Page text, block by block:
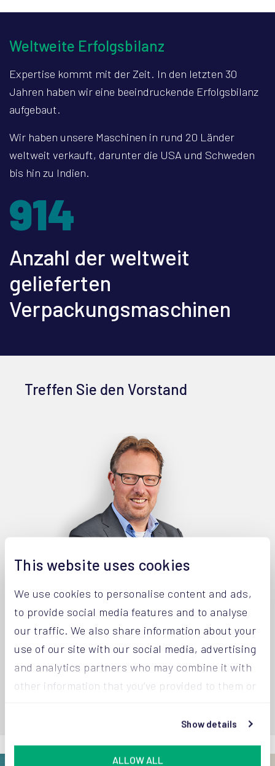
This website uses cookies
We use cookies to personalise content and ads,
to provide social media features and to analyse
our traffic. We also share information about your
use of our site with our social media, advertising
and analytics partners who may combine it with
other information that you’ve provided to them or
Show details
ALLOW ALL
Weltweite Erfolgsbilanz
Expertise kommt mit der Zeit. In den letzten 30
Jahren haben wir eine beeindruckende Erfolgsbilanz
aufgebaut.
Wir haben unsere Maschinen in rund 20 Länder
weltweit verkauft, darunter die USA und Schweden
bis hin zu Indien.
1255
Anzahl der weltweit
gelieferten
Verpackungsmaschinen
Treffen Sie den Vorstand
Joost van Aaken
Geschäftsführer
+32 14 67 23 32
+32